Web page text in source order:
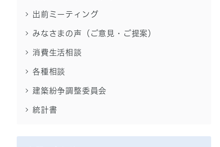
出前ミーティング
みなさまの声（ご意見・ご提案）
消費生活相談
各種相談
建築紛争調整委員会
統計書